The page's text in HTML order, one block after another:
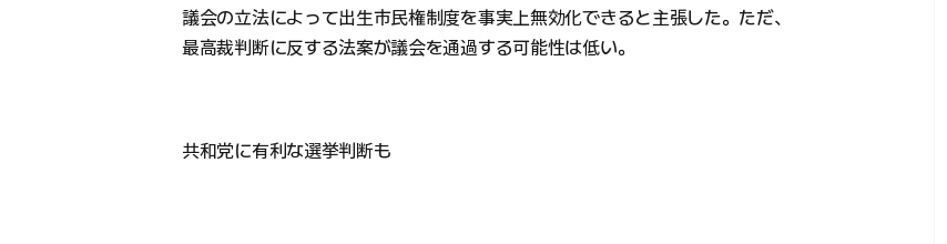
議会の立法によって出生市民権制度を事実上無効化できると主張した。ただ、
最高裁判断に反する法案が議会を通過する可能性は低い。
共和党に有利な選挙判断も